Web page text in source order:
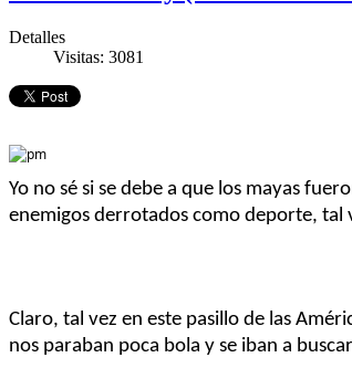
Detalles
Visitas: 3081
Yo no sé si se debe a que los mayas
enemigos derrotados como deporte, tal
Claro, tal vez en este pasillo de las
nos paraban poca bola y se iban a